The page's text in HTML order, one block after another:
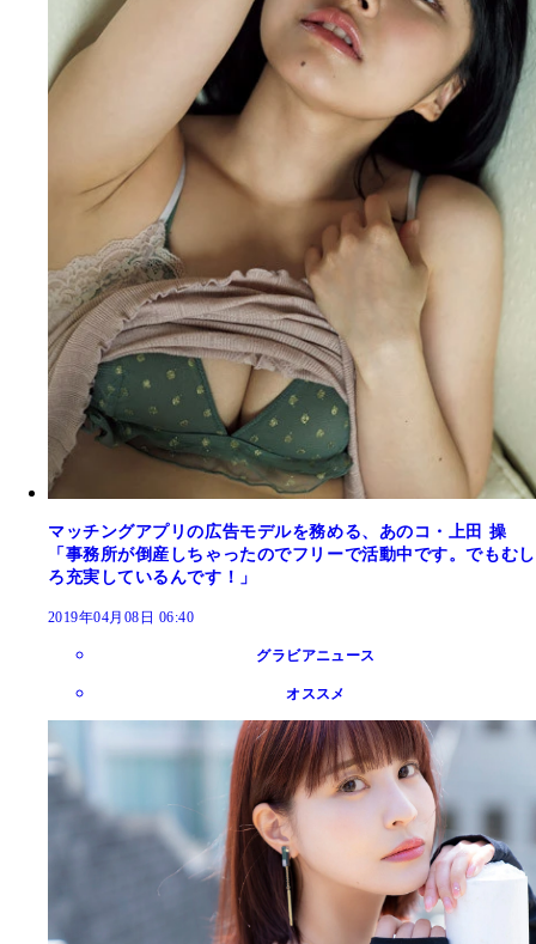
マッチングアプリの広告モデルを務める、あのコ・上田 操
「事務所が倒産しちゃったのでフリーで活動中です。でもむし
ろ充実しているんです！」
2019年04月08日 06:40
グラビアニュース
オススメ